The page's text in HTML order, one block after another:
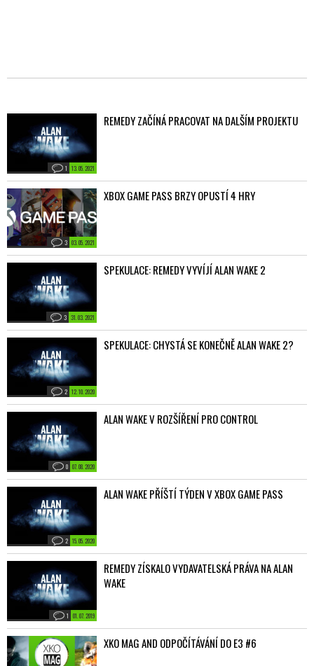
13. 05. 2021
1
REMEDY ZAČÍNÁ PRACOVAT NA DALŠÍM PROJEKTU
03. 05. 2021
3
XBOX GAME PASS BRZY OPUSTÍ 4 HRY
31. 03. 2021
3
SPEKULACE: REMEDY VYVÍJÍ ALAN WAKE 2
12. 10. 2020
2
SPEKULACE: CHYSTÁ SE KONEČNĚ ALAN WAKE 2?
07. 08. 2020
0
ALAN WAKE V ROZŠÍŘENÍ PRO CONTROL
15. 05. 2020
2
ALAN WAKE PŘÍŠTÍ TÝDEN V XBOX GAME PASS
01. 07. 2019
1
REMEDY ZÍSKALO VYDAVATELSKÁ PRÁVA NA ALAN
WAKE
XKO MAG AND ODPOČÍTÁVÁNÍ DO E3 #6